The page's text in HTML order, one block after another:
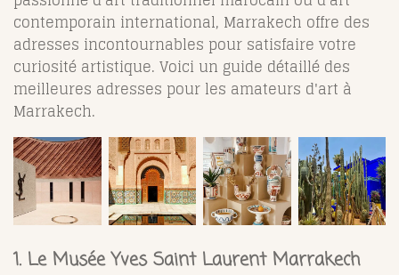
contemporain international, Marrakech offre des
adresses incontournables pour satisfaire votre
curiosité artistique. Voici un guide détaillé des
meilleures adresses pour les amateurs d'art à
Marrakech.
1. Le Musée Yves Saint Laurent Marrakech